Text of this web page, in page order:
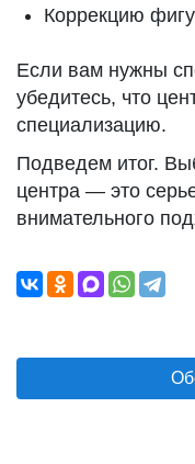
Коррекцию
Если вам нужны
убедитесь, что
специализацию.
Подведем итог.
центра — это
внимательного